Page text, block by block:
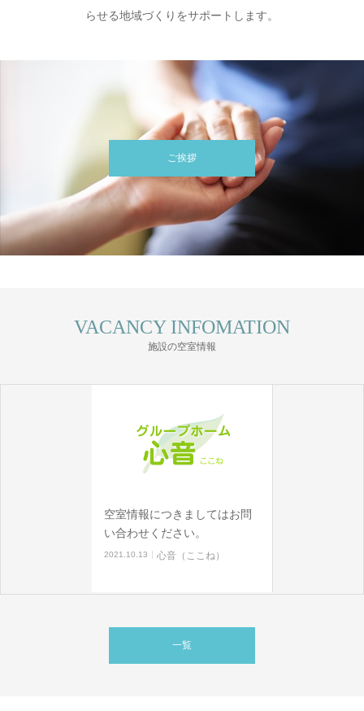
らせる地域づくりをサポートします。
ご挨拶
VACANCY INFOMATION
施設の空室情報
空室情報につきましてはお問
い合わせください。
2021.10.13 心音（ここね）
一覧